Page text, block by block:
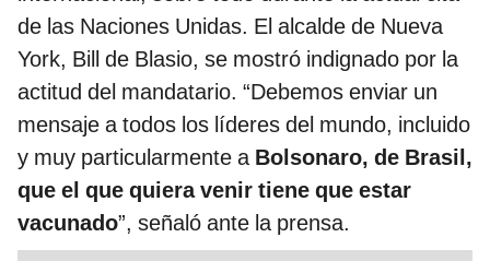
de las Naciones Unidas. El alcalde de Nueva
York, Bill de Blasio, se mostró indignado por la
actitud del mandatario. “Debemos enviar un
mensaje a todos los líderes del mundo, incluido
y muy particularmente a Bolsonaro, de Brasil,
que el que quiera venir tiene que estar
vacunado”, señaló ante la prensa.